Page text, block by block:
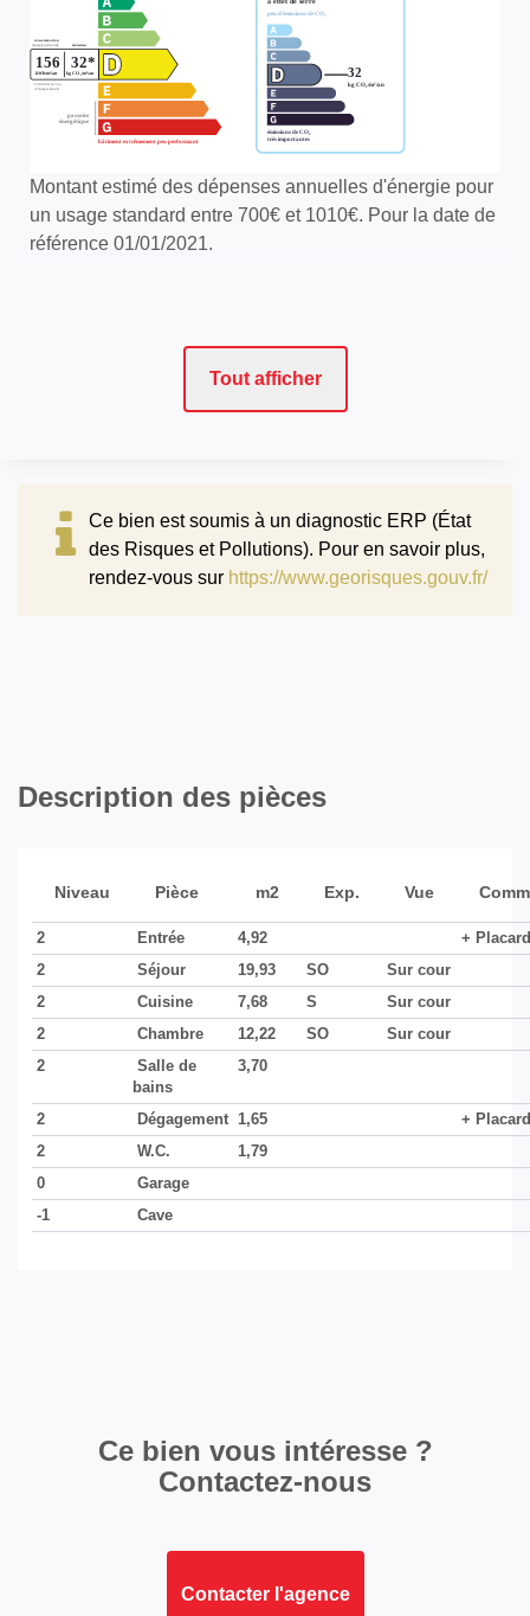
Montant estimé des dépenses annuelles d'énergie pour
un usage standard entre 700€ et 1010€. Pour la date de
référence 01/01/2021.
Tout afficher
Ce bien est soumis à un diagnostic ERP (État
des Risques et Pollutions). Pour en savoir plus,
rendez-vous sur https://www.georisques.gouv.fr/
Description des pièces
Niveau Pièce m2 Exp. Vue
2 Entrée 4,92
+
2
Séjour 19,93 SO
Sur cour
2
Cuisine 7,68 S
Sur cour
2
Chambre 12,22 SO
Sur cour
2
Salle de
bains
3,70
2 Dégagement 1,65
+
2
W.C.
1,79
0
Garage
-1
Cave
Ce bien vous intéresse ?
Contactez-nous
Contacter l'agence